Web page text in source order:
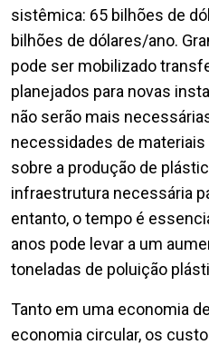
sistêmica: 65 bilhões de
bilhões de dólares/ano.
pode ser mobilizado
planejados para novas
não serão mais
necessidades de
sobre a produção de
infraestrutura necessária
entanto, o tempo é
anos pode levar a um
toneladas de poluição
Tanto em uma economia
economia circular, os